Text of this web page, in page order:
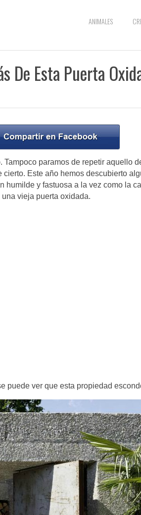
ANIMALES
De Esta Puerta
paramos de repetir aquello
Este año hemos descubierto
y fastuosa a la vez como la
vieja puerta oxidada.
puede ver que esta propiedad